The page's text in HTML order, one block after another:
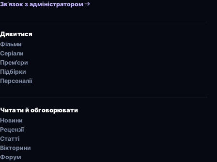
Зв’язок з адміністратором
Дивитися
Фільми
Серіали
Прем’єри
Підбірки
Персоналії
Читати й обговорювати
Новини
Рецензії
Статті
Вікторини
Форум